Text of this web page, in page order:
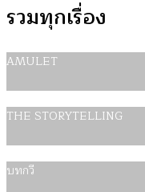
รวมทุกเรื่อง
AMULET
THE STORYTELLING
บทกวี